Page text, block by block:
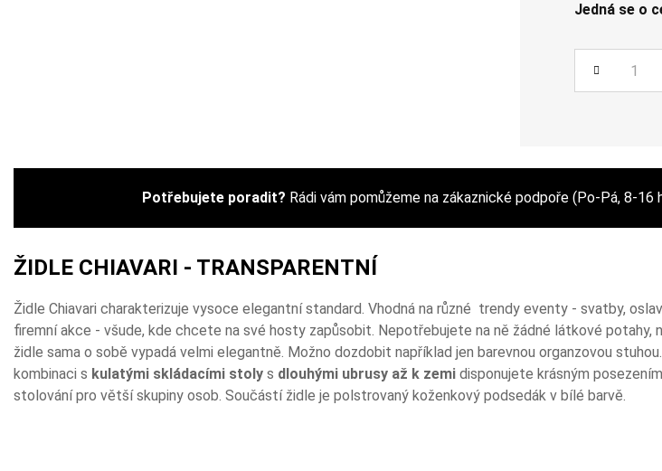
Jedná se o
Počet
Potřebujete poradit? Rádi vám pomůžeme na zákaznické podpoře (Po-Pá, 8-16
ŽIDLE CHIAVARI - TRANSPARENTNÍ
Židle Chiavari charakterizuje vysoce elegantní standard. Vhodná na různé trendy eventy - svatby,
firemní akce - všude, kde chcete na své hosty zapůsobit. Nepotřebujete na ně žádné látkové potahy,
židle sama o sobě vypadá velmi elegantně. Možno dozdobit například jen barevnou organzovou
kombinaci s kulatými skládacími stoly s dlouhými ubrusy až k zemi disponujete krásným
stolování pro větší skupiny osob. Součástí židle je polstrovaný koženkový podsedák v bílé barvě.